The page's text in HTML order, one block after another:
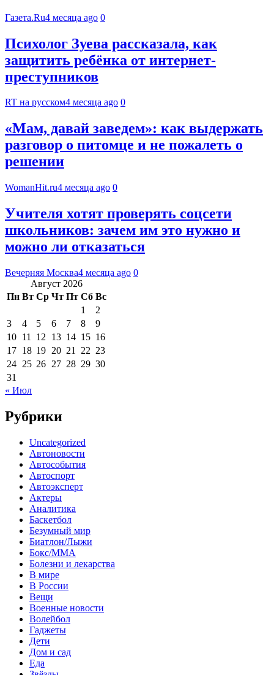
Газета.Ru4 месяца ago 0
Психолог Зуева рассказала, как
защитить ребёнка от интернет-
преступников
RT на русском4 месяца ago 0
«Мам, давай заведем»: как выдержать
разговор о питомце и не пожалеть о
решении
WomanHit.ru4 месяца ago 0
Учителя хотят проверять соцсети
школьников: зачем им это нужно и
можно ли отказаться
Вечерняя Москва4 месяца ago 0
Август 2026
Пн Вт Ср Чт Пт Сб Вс
1
2
3
4 5 6 7 8
9
10 11 12 13 14 15 16
17 18 19 20 21 22 23
24 25 26 27 28 29 30
31
« Июл
Рубрики
Uncategorized
Автоновости
Автособытия
Автоспорт
Автоэксперт
Актеры
Аналитика
Баскетбол
Безумный мир
Биатлон/Лыжи
Бокс/MMA
Болезни и лекарства
В мире
В России
Вещи
Военные новости
Волейбол
Гаджеты
Дети
Дом и сад
Еда